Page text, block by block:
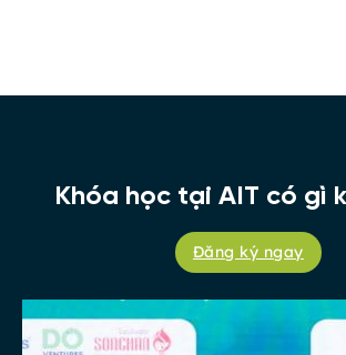
Khóa học tại AIT có gì
Đăng ký ngay